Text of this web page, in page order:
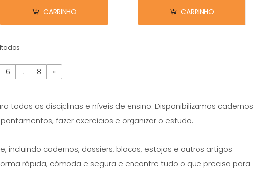
CARRINHO CARRINHO
6 ... 8 »
todas as disciplinas e níveis de ensino. Disponibilizamos cadernos
fazer exercícios e organizar o estudo.
incluindo cadernos, dossiers, blocos, estojos e outros artigos
rápida, cómoda e segura e encontre tudo o que precisa para